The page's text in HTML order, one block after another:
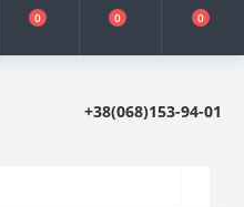
0 0 0
+38(068)153-94-01